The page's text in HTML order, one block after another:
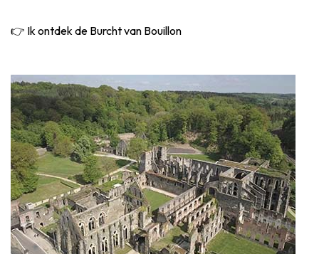
👉 Ik ontdek de Burcht van Bouillon